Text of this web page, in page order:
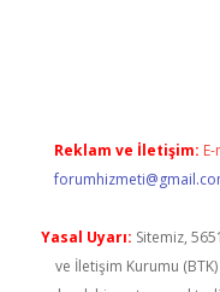
Reklam ve İletişim:
Yasal Uyarı: Sitemiz,
ve İletişim Kurumu